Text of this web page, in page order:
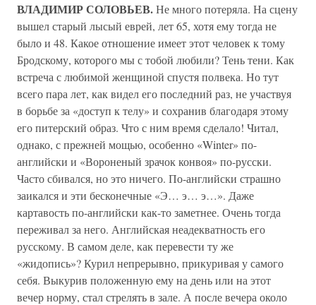
ВЛАДИМИР СОЛОВЬЕВ.Не много потеряла. На сцену
вышел старый лысый еврей, лет 65, хотя ему тогда не
было и 48. Какое отношение имеет этот человек к тому
Бродскому, которого мы с тобой любили? Тень тени. Как
встреча с любимой женщиной спустя полвека. Но тут
всего пара лет, как видел его последний раз, не участвуя
в борьбе за «доступ к телу» и сохранив благодаря этому
его питерский образ. Что с ним время сделало! Читал,
однако, с прежней мощью, особенно «Winter» по-
английски и «Вороненый зрачок конвоя» по-русски.
Часто сбивался, но это ничего. По-английски страшно
заикался и эти бесконечные «Э… э… э…». Даже
картавость по-английски как-то заметнее. Очень тогда
переживал за него. Английская неадекватность его
русскому. В самом деле, как перевести ту же
«жидопись»? Курил непрерывно, прикуривая у самого
себя. Выкурив положенную ему на день или на этот
вечер норму, стал стрелять в зале. А после вечера около